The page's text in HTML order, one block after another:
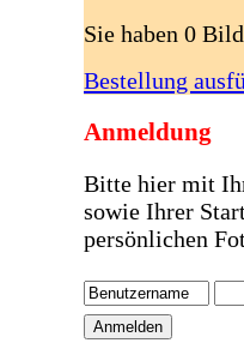
Sie haben 0
Bestellung
Anmeldung
Bitte hier mit
sowie Ihrer
persönlichen